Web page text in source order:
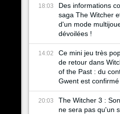
18:03
Des informations
saga The Witcher
d'un mode
dévoilées !
14:02
Ce mini jeu très
de retour dans
of the Past : du
Gwent est confirmé
20:03
The Witcher 3 :
ne sera pas qu'un